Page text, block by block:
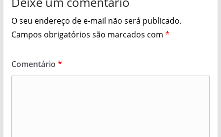
O seu endereço de e-mail não será publicado.
Campos obrigatórios são marcados com *
Comentário *